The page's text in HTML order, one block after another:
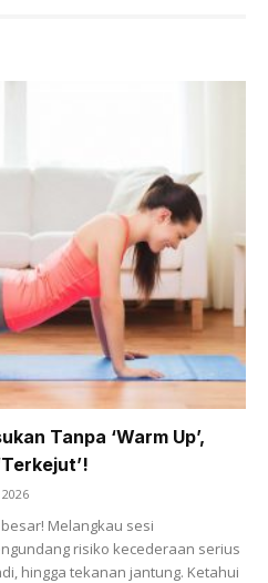
dinding tiles atau
beberapa jam atau lebih
bilik mandi, pasti bersih
bau clorox, boleh siram
dan jika kurang berkilat,
mereka-mereka yang tidak
digunakan untuk
atau mangkuk tandas.
spary keliling mangkuk
Jika masih lagi
sedikit dengan berus
Tanpa ‘Warm Up’,
Melangkau sesi
risiko kecederaan serius
hingga tekanan jantung. Ketahui